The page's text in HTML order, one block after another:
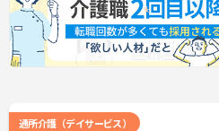
通所介護（デイサービス）